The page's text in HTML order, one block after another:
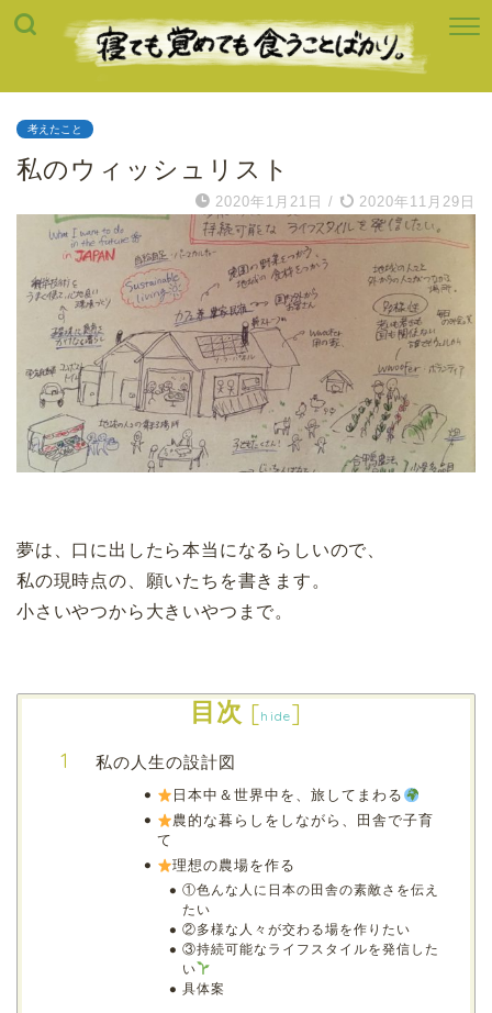
考えたこと
私のウィッシュリスト
2020年1月21日 / 2020年11月29日
夢は、口に出したら本当になるらしいので、
私の現時点の、願いたちを書きます。
小さいやつから大きいやつまで。
目次 [hide]
私の人生の設計図
日本中＆世界中を、旅してまわる
農的な暮らしをしながら、田舎で子育
て
理想の農場を作る
①色んな人に日本の田舎の素敵さを伝え
たい
②多様な人々が交わる場を作りたい
③持続可能なライフスタイルを発信した
い
具体案